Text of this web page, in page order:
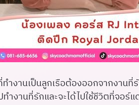
งานเป็นลูกเรือต้องออกจากงาน
งานที่รักและจะได้ไปใช้ชีวิตที่จอ